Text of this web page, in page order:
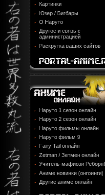
Картинки
Юзер / Бигбары
О Наруто
Другое и связь с
администрацией
Раскрутка ваших сайтов
Наруто 1 сезон онлайн
Наруто 2 сезон онлайн
Наруто фильмы онлайн
Наруто фильм 9
Fairy Tail онлайн
Zetman / Зетмен онлайн
Учитель-мафиози Реборн!
Аниме новинки (онгоинги)
Другие аниме онлайн